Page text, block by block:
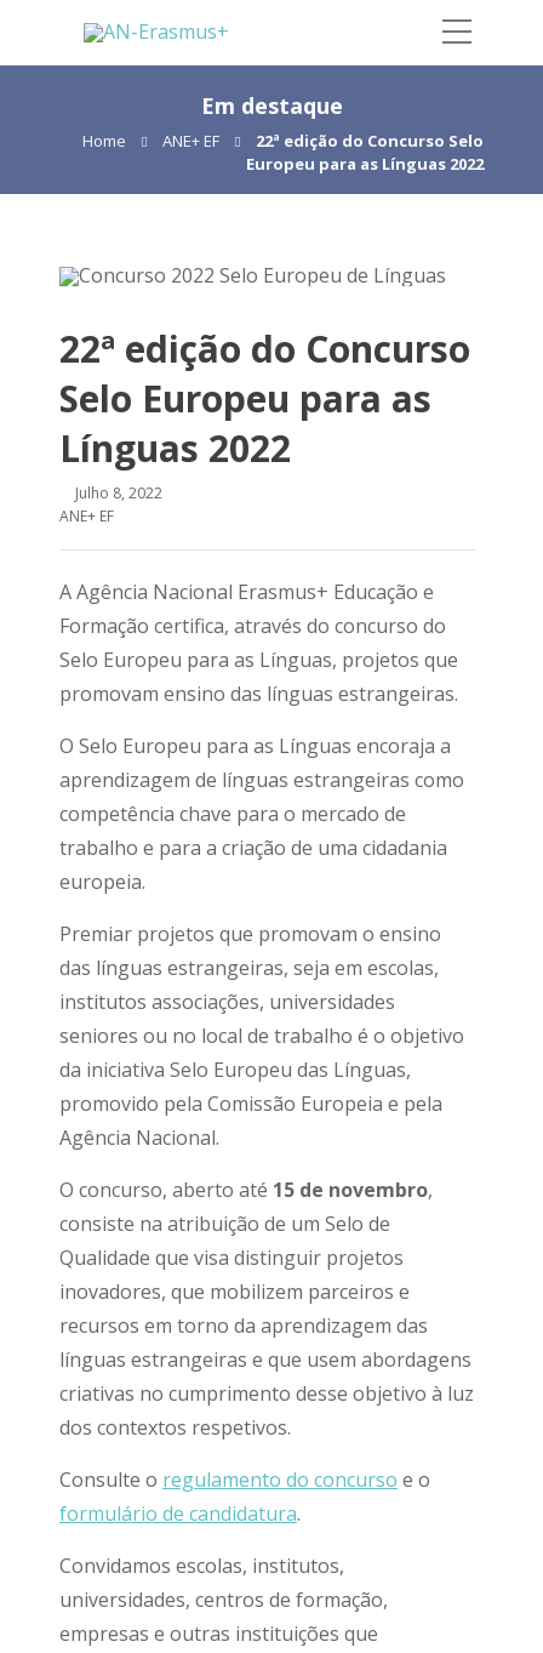
Em destaque
Home ANE+ EF
22ª edição do Concurso Selo
Europeu para as Línguas 2022
22ª edição do Concurso
Selo Europeu para as
Línguas 2022
Julho 8, 2022
ANE+ EF
A Agência Nacional Erasmus+ Educação e
Formação certifica, através do concurso do
Selo Europeu para as Línguas, projetos que
promovam ensino das línguas estrangeiras.
O Selo Europeu para as Línguas encoraja a
aprendizagem de línguas estrangeiras como
competência chave para o mercado de
trabalho e para a criação de uma cidadania
europeia.
Premiar projetos que promovam o ensino
das línguas estrangeiras, seja em escolas,
institutos associações, universidades
seniores ou no local de trabalho é o objetivo
da iniciativa Selo Europeu das Línguas,
promovido pela Comissão Europeia e pela
Agência Nacional.
O concurso, aberto até 15 de novembro,
consiste na atribuição de um Selo de
Qualidade que visa distinguir projetos
inovadores, que mobilizem parceiros e
recursos em torno da aprendizagem das
línguas estrangeiras e que usem abordagens
criativas no cumprimento desse objetivo à luz
dos contextos respetivos.
Consulte o regulamento do concurso e o
formulário de candidatura.
Convidamos escolas, institutos,
universidades, centros de formação,
empresas e outras instituições que